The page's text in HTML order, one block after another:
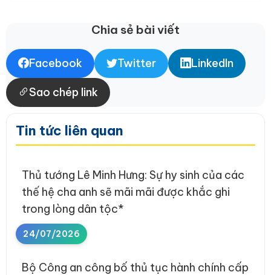
Chia sẻ bài viết
Facebook Twitter LinkedIn
Sao chép link
Tin tức liên quan
Thủ tướng Lê Minh Hưng: Sự hy sinh của các
thế hệ cha anh sẽ mãi mãi được khắc ghi
trong lòng dân tộc*
24/07/2026
Bộ Công an công bố thủ tục hành chính cấp